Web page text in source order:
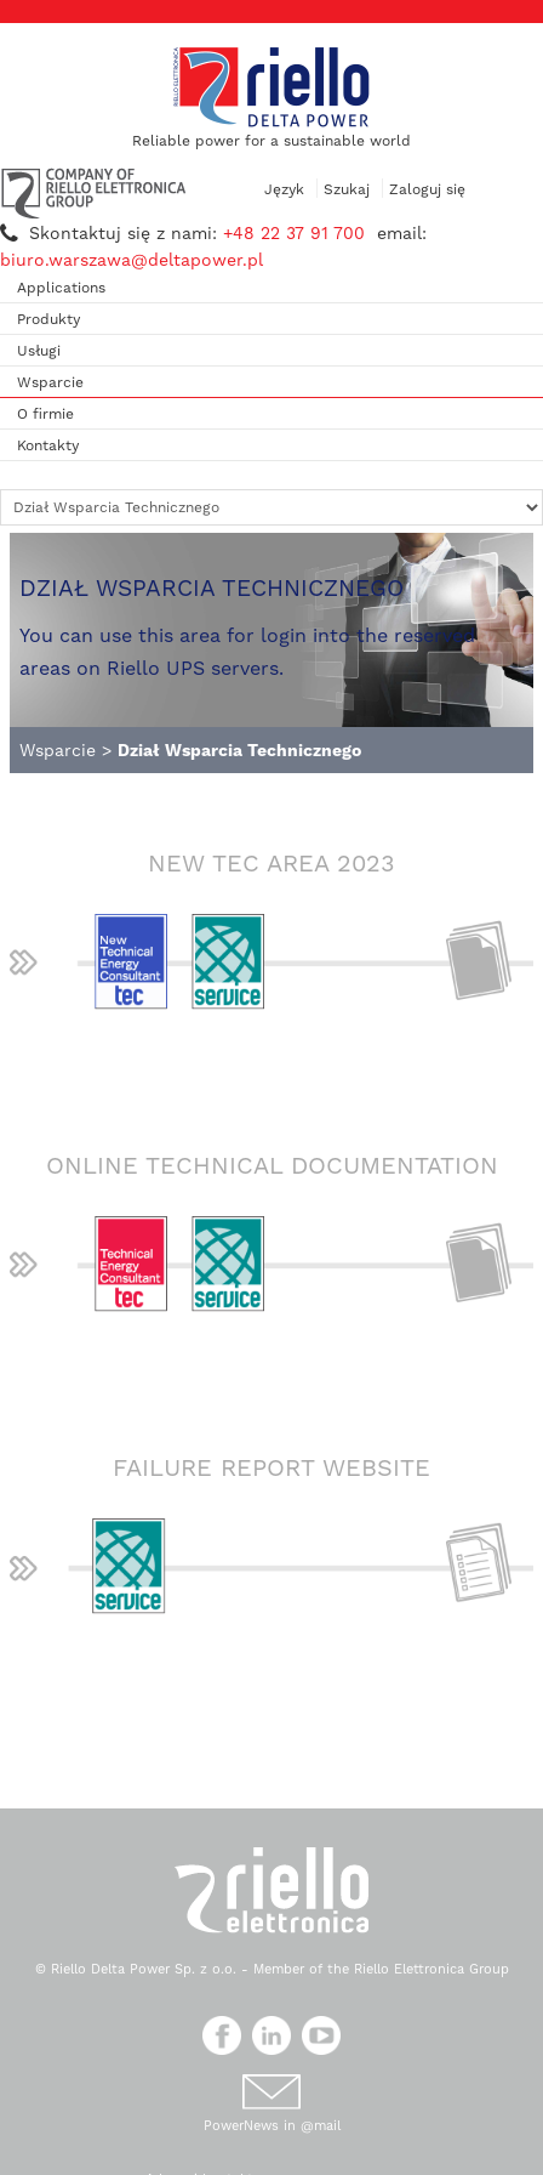
Reliable power for a sustainable world
Skontaktuj się z nami: +48 22 37 91 700 email:
biuro.warszawa@deltapower.pl
Język Szukaj Zaloguj się
Applications
Produkty
Usługi
Wsparcie
O firmie
Kontakty
DZIAŁ WSPARCIA TECHNICZNEGO
You can use this area for login into the reserved
areas on Riello UPS servers.
Wsparcie > Dział Wsparcia Technicznego
NEW TEC AREA 2023
ONLINE TECHNICAL DOCUMENTATION
FAILURE REPORT WEBSITE
© Riello Delta Power Sp. z o.o. - Member of the Riello Elettronica Group
PowerNews in @mail